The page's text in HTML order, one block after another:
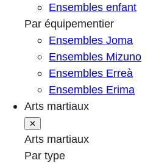
Ensembles enfant
Par équipementier
Ensembles Joma
Ensembles Mizuno
Ensembles Erreà
Ensembles Erima
Arts martiaux
✕
Arts martiaux
Par type